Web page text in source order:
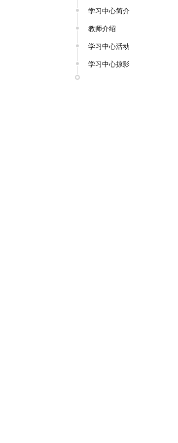
学习中心简介
教师介绍
学习中心活动
学习中心掠影